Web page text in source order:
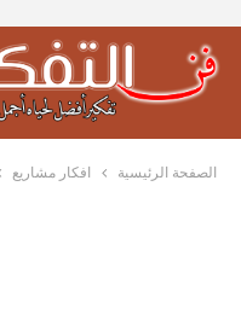
الصفحة الرئيسية افكار مشاريع